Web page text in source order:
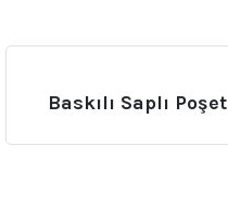
Baskılı Saplı Poşet